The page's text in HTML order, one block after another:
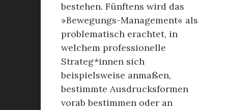
bestehen. Fünftens wird das
»Bewegungs-Management« als
problematisch erachtet, in
welchem professionelle
Strateg*innen sich
beispielsweise anmaßen,
bestimmte Ausdrucksformen
vorab bestimmen oder an